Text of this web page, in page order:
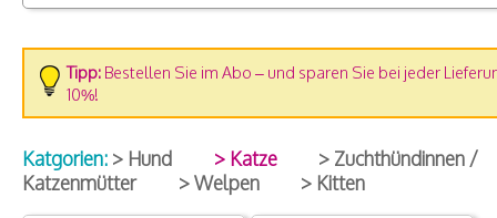
Tipp: Bestellen Sie im Abo – und sparen Sie bei jeder
10%!
Katgorien: > Hund > Katze
> Zuchthündinnen /
Katzenmütter
> Welpen > Kitten